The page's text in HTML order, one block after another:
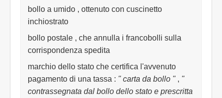
bollo a umido , ottenuto con cuscinetto
inchiostrato
bollo postale , che annulla i francobolli sulla
corrispondenza spedita
marchio dello stato che certifica l'avvenuto
pagamento di una tassa : " carta da bollo " , "
contrassegnata dal bollo dello stato e prescritta